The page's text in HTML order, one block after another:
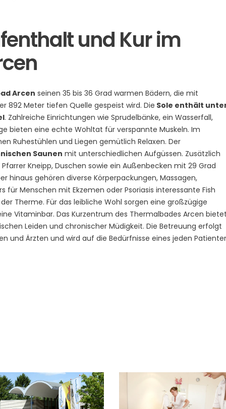
und Kur im
Arcen seinen 35 bis 36 Grad warmen Bädern, die mit
892 Meter tiefen Quelle gespeist wird. Die Sole enthält
. Zahlreiche Einrichtungen wie Sprudelbänke, ein Wasserfall,
bieten eine echte Wohltat für verspannte Muskeln. Im
Ruhestühlen und Liegen gemütlich Relaxen. Der
Saunen mit unterschiedlichen Aufgüssen. Zusätzlich
Kneipp, Duschen sowie ein Außenbecken mit 29 Grad
hinaus gehören diverse Körperpackungen, Massagen,
für Menschen mit Ekzemen oder Psoriasis interessante Fish
Therme. Für das leibliche Wohl sorgen eine großzügige
Vitaminbar. Das Kurzentrum des Thermalbades Arcen
Leiden und chronischer Müdigkeit. Die Betreuung erfolgt
und Ärzten und wird auf die Bedürfnisse eines jeden